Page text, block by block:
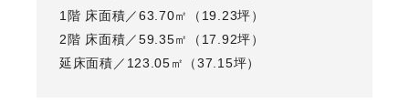
1階 床面積／63.70㎡（19.23坪）
2階 床面積／59.35㎡（17.92坪）
延床面積／123.05㎡（37.15坪）